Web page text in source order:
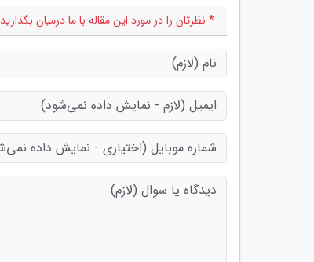
* نظرتان را در مورد این مقاله با ما درمیان بگذارید